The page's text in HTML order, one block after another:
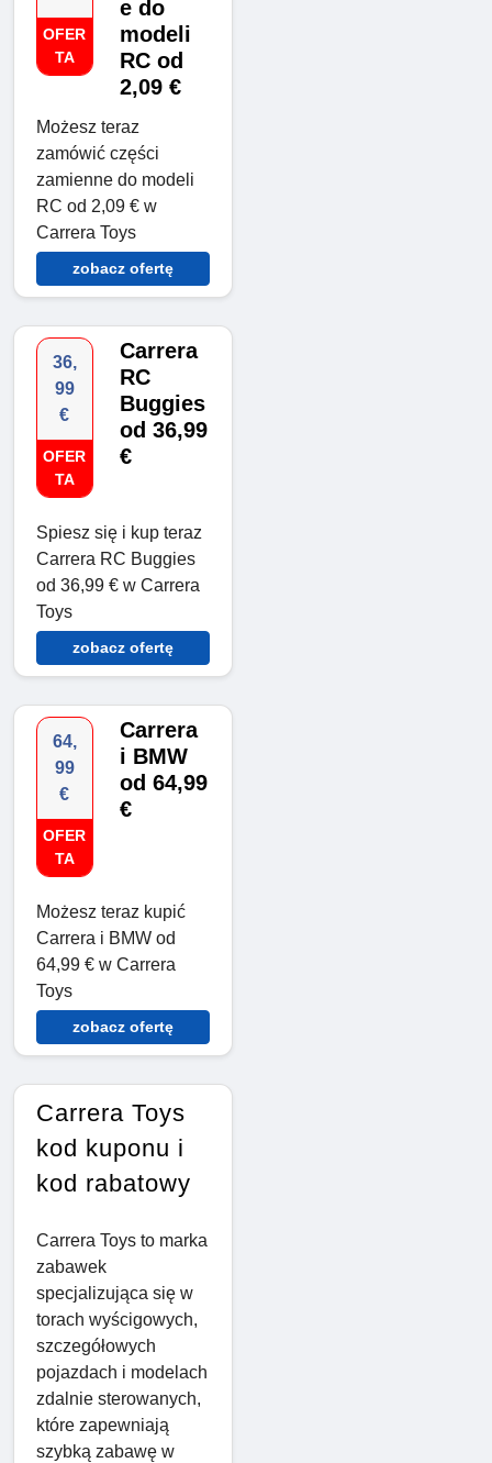
OFER
TA
e do
modeli
RC od
2,09 €
Możesz teraz
zamówić części
zamienne do modeli
RC od 2,09 € w
Carrera Toys
zobacz ofertę
36,
99
€
OFER
TA
Carrera
RC
Buggies
od 36,99
€
Spiesz się i kup teraz
Carrera RC Buggies
od 36,99 € w Carrera
Toys
zobacz ofertę
64,
99
€
OFER
TA
Carrera
i BMW
od 64,99
€
Możesz teraz kupić
Carrera i BMW od
64,99 € w Carrera
Toys
zobacz ofertę
Carrera Toys
kod kuponu i
kod rabatowy
Carrera Toys to marka
zabawek
specjalizująca się w
torach wyścigowych,
szczegółowych
pojazdach i modelach
zdalnie sterowanych,
które zapewniają
szybką zabawę w